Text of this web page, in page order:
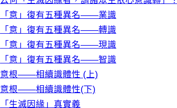
「意」復有五種異名——業識
「意」復有五種異名——轉識
「意」復有五種異名——現識
「意」復有五種異名——智識
意根——相續識體性 (上)
意根——相續識體性(下)
「生滅因緣」真實義